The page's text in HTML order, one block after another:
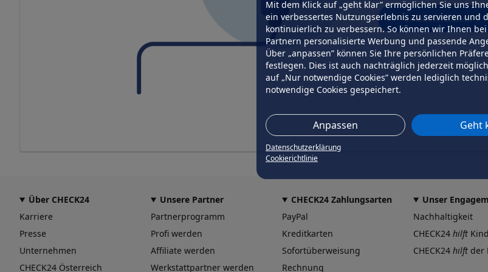
Mit dem Klick auf „geht klar” ermöglichen Sie uns
ein verbessertes Nutzungserlebnis zu servieren und
kontinuierlich zu verbessern. So können wir Ihnen
Partnern personalisierte Werbung und passende
Über „anpassen” können Sie Ihre persönlichen
festlegen. Dies ist auch nachträglich jederzeit
auf „Nur notwendige Cookies” werden lediglich
notwendige Cookies gespeichert.
Anpassen Geht
Datenschutzerklärung
Cookierichtlinie
erneut versuchen
Über CHECK24
Karriere
Presse
Unternehmen
CHECK24 Österreich
Unsere Partner
Partnerprogramm
Profi werden
Affiliate werden
Werkstattpartner werden
CHECK24 Zahlungsarten
PayPal
Kreditkarten
Sofortüberweisung
Rechnung
Unser
Nachhaltigkeit
CHECK24 hilft
CHECK24 hilft der